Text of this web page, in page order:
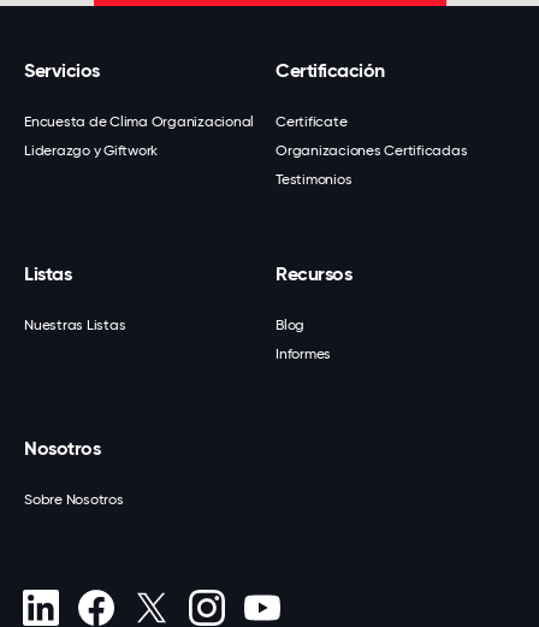
Servicios
Encuesta de Clima Organizacional
Liderazgo y Giftwork
Certificación
Certifícate
Organizaciones Certificadas
Testimonios
Listas
Nuestras Listas
Recursos
Blog
Informes
Nosotros
Sobre Nosotros